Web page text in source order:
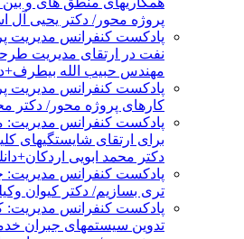
پروژه محور/ دکتر یحیی آل
پادکست کنفرانس مدیریت
نفت در ارتقای مدیریت
مهندس حبیب الله
پادکست کنفرانس مدیریت
کارهای پروژه محور/ دکتر
پادکست کنفرانس مدیریت:
برای ارتقای شایستگیهای
دکتر محمد ابویی
پادکست کنفرانس مدیریت:
تری بسازیم/ دکتر کیوان
پادکست کنفرانس مدیریت:
تدوین سیستمهای جبران